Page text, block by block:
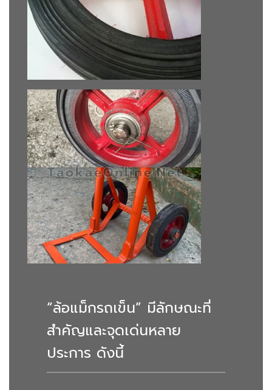
“ล้อแม็กรถเข็น” มีลักษณะที่
สำคัญและจุดเด่นหลาย
ประการ ดังนี้